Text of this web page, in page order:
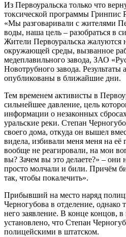
Из Первоуральска только что
токсической программы
«Мы разговаривали с жителями
воды, наша цель – разобраться в
Жители Первоуральска жалуются
окружающей среды, вызванное
медеплавильного завода, ЗАО
Новотрубного завода. Результаты
опубликованы в ближайшие дни.
Тем временем активисты в
сильнейшее давление, цель
информации о незаконных
уральские реки. Степан
своего дома, откуда он вышел
видела, избивали меня меня на её
вообще не реагировали, на мои
вы? Зачем вы это делаете?» – они
просто молчали и били. Причём
так, чтобы покалечить».
Прибывший на место наряд
Черногубова в отделение, однако
него заявление. В конце концов,
установлено, что Степан
полицейскими в штатском.